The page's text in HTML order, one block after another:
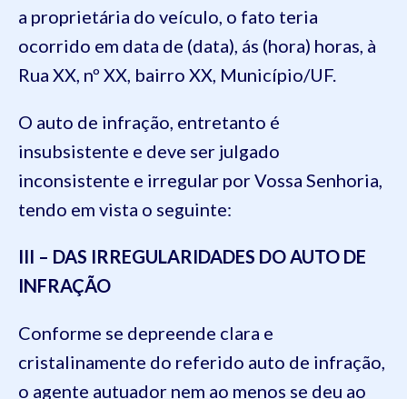
a proprietária do veículo, o fato teria
ocorrido em data de (data), ás (hora) horas, à
Rua XX, nº XX, bairro XX, Município/UF.
O auto de infração, entretanto é
insubsistente e deve ser julgado
inconsistente e irregular por Vossa Senhoria,
tendo em vista o seguinte:
III – DAS IRREGULARIDADES DO AUTO DE
INFRAÇÃO
Conforme se depreende clara e
cristalinamente do referido auto de infração,
o agente autuador nem ao menos se deu ao